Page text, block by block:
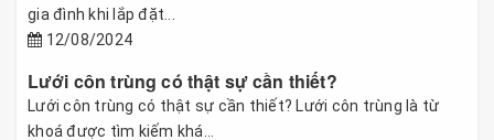
gia đình khi lắp đặt...
12/08/2024
Lưới côn trùng có thật sự cần thiết?
Lưới côn trùng có thật sự cần thiết? Lưới côn trùng là từ
khoá được tìm kiếm khá...